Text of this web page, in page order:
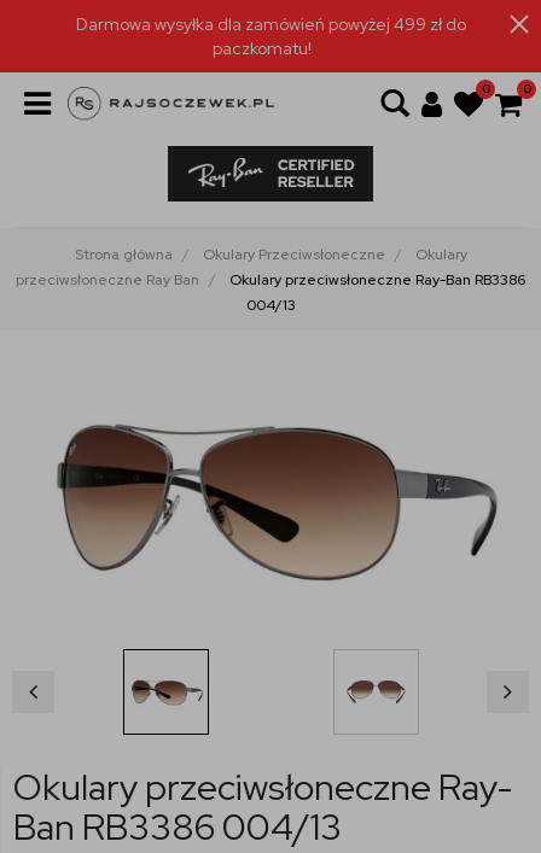
Darmowa wysyłka dla zamówień powyżej 499 zł do
paczkomatu!
0 0
Strona główna Okulary Przeciwsłoneczne
Okulary
przeciwsłoneczne Ray Ban
Okulary przeciwsłoneczne Ray-Ban RB3386
004/13
Okulary przeciwsłoneczne Ray-
Ban RB3386 004/13